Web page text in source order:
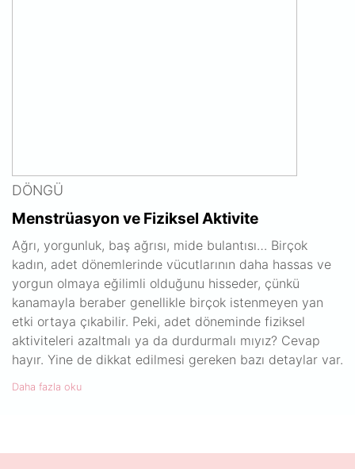
DÖNGÜ
Menstrüasyon ve Fiziksel Aktivite
Ağrı, yorgunluk, baş ağrısı, mide bulantısı… Birçok
kadın, adet dönemlerinde vücutlarının daha hassas ve
yorgun olmaya eğilimli olduğunu hisseder, çünkü
kanamayla beraber genellikle birçok istenmeyen yan
etki ortaya çıkabilir. Peki, adet döneminde fiziksel
aktiviteleri azaltmalı ya da durdurmalı mıyız? Cevap
hayır. Yine de dikkat edilmesi gereken bazı detaylar var.
Daha fazla oku